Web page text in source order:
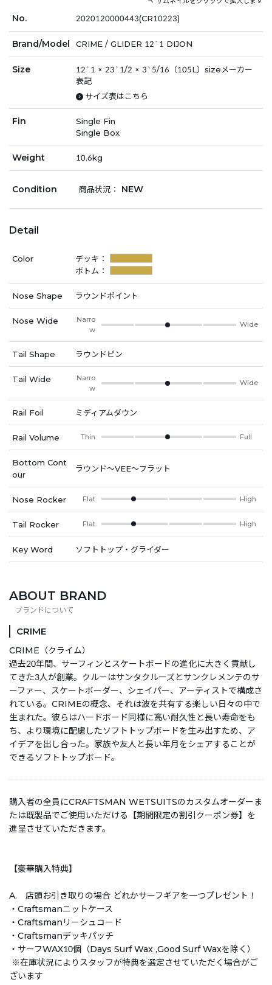
No. 2020120000443(CR10223)
Brand/Model CRIME / GLIDER 12`1 DIJON
Size
12`1 × 23`1/2 × 3`5/16（105L）sizeメーカー
表記
サイズ表はこちら
Fin
Single Fin
Single Box
Weight 10.6kg
Condition 商品状況： NEW
Detail
Color
デッキ：
ボトム：
Nose Shape ラウンドポイント
Nose Wide
Narro
w
Wide
Tail Shape ラウンドピン
Tail Wide
Narro
w
Wide
Rail Foil ミディアムダウン
Rail Volume Thin Full
Bottom Cont
our
ラウンド～VEE～フラット
Nose Rocker Flat High
Tail Rocker Flat High
Key Word ソフトトップ・グライダー
ABOUT BRAND
CRIME
CRIME（クライム）
過去20年間、サーフィンとスケートボードの進化に大きく貢献し
てきた3人が創業。クルーはサンタクルーズとサンクレメンテのサ
ーファー、スケートボーダー、シェイパー、アーティストで構成さ
れている。CRIMEの概念、それは波を共有する楽しい日々の中で
生まれた。彼らはハードボード同様に高い耐久性と長い寿命をも
ち、より環境に配慮したソフトトップボードを生み出すため、ア
イデアを出し合った。家族や友人と長い年月をシェアすることが
できるソフトトップボード。
購入者の全員にCRAFTSMAN WETSUITSのカスタムオーダーま
たは既製品でご使用いただける【期間限定の割引クーポン券】を
進呈させていただきます。
【豪華購入特典】
A. 店頭お引き取りの場合 どれかサーフギアを一つプレゼント！
・Craftsmanニットケース
・Craftsmanリーシュコード
・Craftsmanデッキパッチ
・サーフWAX10個（Days Surf Wax ,Good Surf Waxを除く）
※在庫状況によりスタッフが特典を選定させていただく場合がご
ざいます